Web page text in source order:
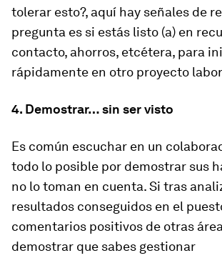
tolerar esto?, aquí hay señales de
pregunta es si estás listo (a) en
contacto, ahorros, etcétera, para
rápidamente en otro proyecto
4. Demostrar… sin ser visto
Es común escuchar en un
todo lo posible por demostrar sus
no lo toman en cuenta. Si tras
resultados conseguidos en el
comentarios positivos de otras
demostrar que sabes gestionar